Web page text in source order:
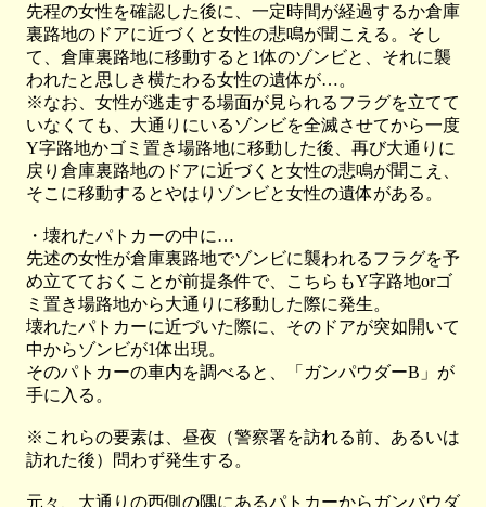
先程の女性を確認した後に、一定時間が経過するか倉庫
裏路地のドアに近づくと女性の悲鳴が聞こえる。そし
て、倉庫裏路地に移動すると1体のゾンビと、それに襲
われたと思しき横たわる女性の遺体が…。
※なお、女性が逃走する場面が見られるフラグを立てて
いなくても、大通りにいるゾンビを全滅させてから一度
Y字路地かゴミ置き場路地に移動した後、再び大通りに
戻り倉庫裏路地のドアに近づくと女性の悲鳴が聞こえ、
そこに移動するとやはりゾンビと女性の遺体がある。
・壊れたパトカーの中に…
先述の女性が倉庫裏路地でゾンビに襲われるフラグを予
め立てておくことが前提条件で、こちらもY字路地orゴ
ミ置き場路地から大通りに移動した際に発生。
壊れたパトカーに近づいた際に、そのドアが突如開いて
中からゾンビが1体出現。
そのパトカーの車内を調べると、「ガンパウダーB」が
手に入る。
※これらの要素は、昼夜（警察署を訪れる前、あるいは
訪れた後）問わず発生する。
元々、大通りの西側の隅にあるパトカーからガンパウダ